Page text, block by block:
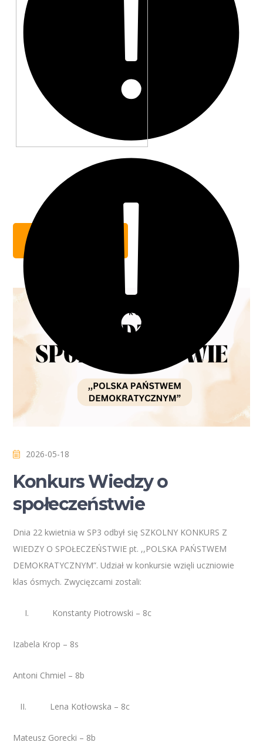
2026-05-18
Konkurs Wiedzy o
społeczeństwie
Dnia 22 kwietnia w SP3 odbył się SZKOLNY KONKURS Z
WIEDZY O SPOŁECZEŃSTWIE pt. ,,POLSKA PAŃSTWEM
DEMOKRATYCZNYM”. Udział w konkursie wzięli uczniowie
klas ósmych. Zwycięzcami zostali:
I. Konstanty Piotrowski – 8c
Izabela Krop – 8s
Antoni Chmiel – 8b
II. Lena Kotłowska – 8c
Mateusz Gorecki – 8b